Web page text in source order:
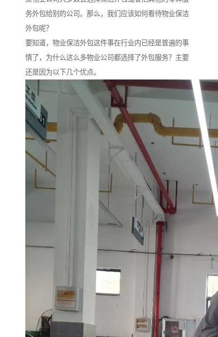
务外包给别的公司。那么，我们应该如何看待物业保洁
外包呢？
要知道，物业保洁外包这件事在行业内已经是普遍的事
情了，为什么这么多物业公司都选择了外包服务？主要
还是因为以下几个优点。